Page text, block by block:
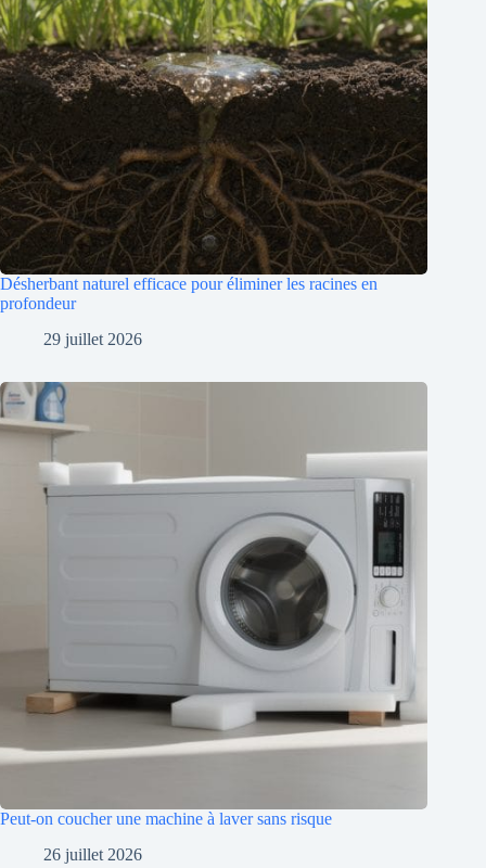
Désherbant naturel efficace pour éliminer les racines en
profondeur
29 juillet 2026
Peut-on coucher une machine à laver sans risque
26 juillet 2026